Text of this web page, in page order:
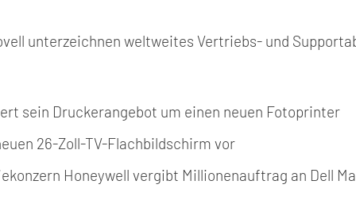
unterzeichnen weltweites Vertriebs- und
sein Druckerangebot um einen neuen Fotoprinter
26-Zoll-TV-Flachbildschirm vor
Honeywell vergibt Millionenauftrag an Dell